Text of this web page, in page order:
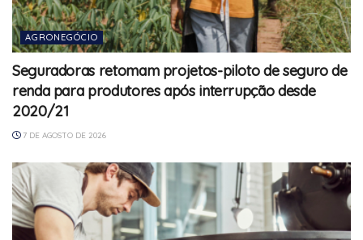
AGRONEGÓCIO
Seguradoras retomam projetos-piloto de seguro de
renda para produtores após interrupção desde
2020/21
7 DE AGOSTO DE 2026